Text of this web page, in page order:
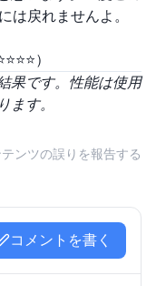
は戻れませんよ。
）
果です。性能は使用
ます。
テンツの誤りを報告する
コメントを書く